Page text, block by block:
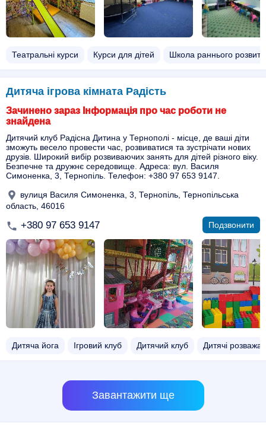
Театральні курси Курси для дітей Школа раннього
Дитяча ігрова кімната Радість
Зачинено зараз Інформація про час роботи не
знайдена
Дитячий клуб Радісна Дитина у Тернополі - місце, де ваші діти
зможуть весело провести час, розвиватися та зустрічати нових
друзів. Широкий вибір розвиваючих занять для дітей різного віку.
Безпечне та дружнє середовище. Адреса: вул. Василя
Симоненка, 3, Тернопіль. Телефон: +380 97 653 9147.
вулиця Василя Симоненка, 3, Тернопіль, Тернопільська
область, 46016
+380 97 653 9147 Подзвонити
Дитяча йога Ігровий клуб Дитячий клуб Дитячі
Завантажити ще